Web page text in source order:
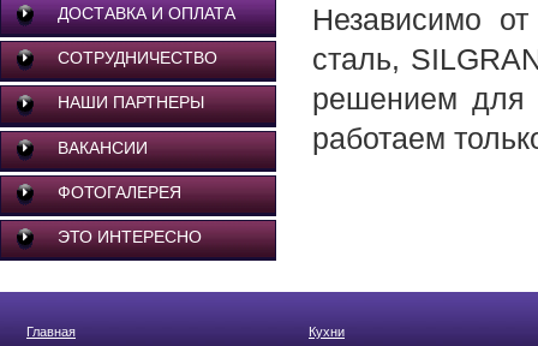
ДОСТАВКА И ОПЛАТА
СОТРУДНИЧЕСТВО
НАШИ ПАРТНЕРЫ
ВАКАНСИИ
ФОТОГАЛЕРЕЯ
ЭТО ИНТЕРЕСНО
Независимо
сталь,
решением для
работаем
Главная
Кухни